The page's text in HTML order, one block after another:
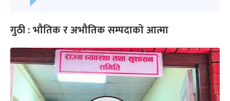
गुठी : भौतिक र अभौतिक सम्पदाको आत्मा